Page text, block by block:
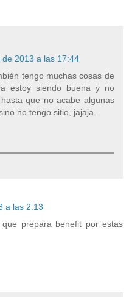
2013 a las 17:44
tengo muchas cosas de
estoy siendo buena y no
que no acabe algunas
no tengo sitio, jajaja.
a las 2:13
prepara benefit por estas